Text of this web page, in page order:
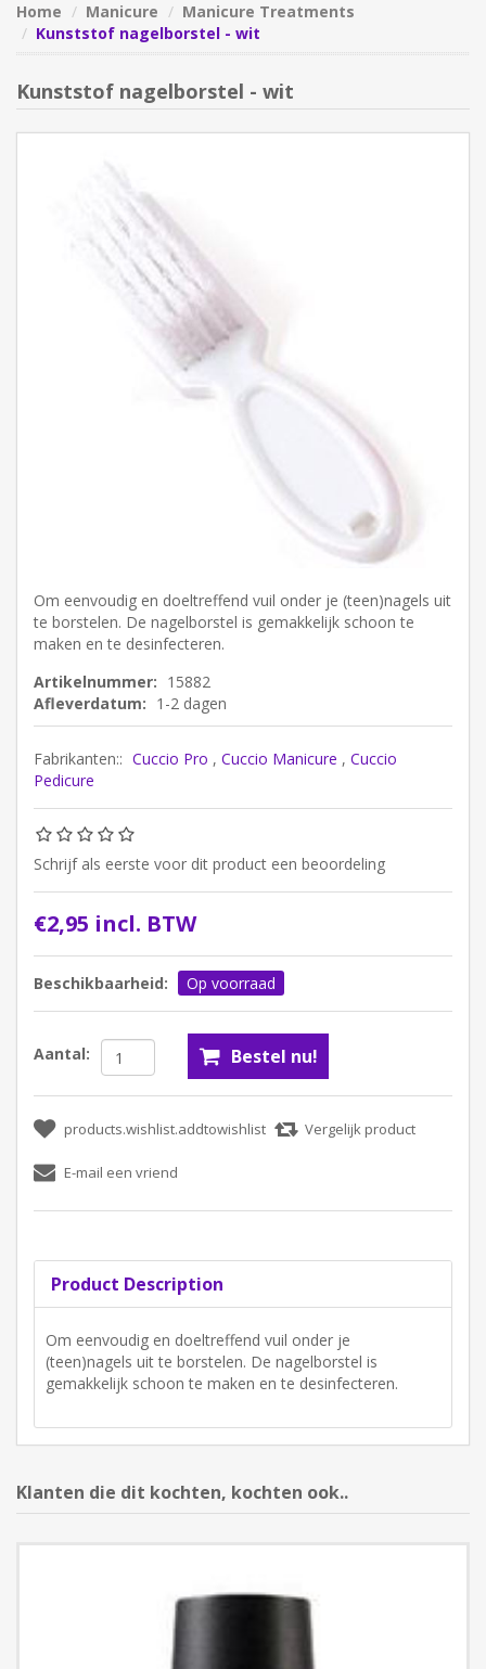
Home Manicure
Manicure Treatments
Kunststof nagelborstel - wit
Kunststof nagelborstel - wit
Om eenvoudig en doeltreffend vuil onder je (teen)nagels uit
te borstelen. De nagelborstel is gemakkelijk schoon te
maken en te desinfecteren.
Artikelnummer: 15882
Afleverdatum: 1-2 dagen
Fabrikanten:: Cuccio Pro , Cuccio Manicure , Cuccio
Pedicure
Schrijf als eerste voor dit product een beoordeling
€2,95 incl. BTW
Beschikbaarheid: Op voorraad
Aantal:
Product Description
Om eenvoudig en doeltreffend vuil onder je
(teen)nagels uit te borstelen. De nagelborstel is
gemakkelijk schoon te maken en te desinfecteren.
Klanten die dit kochten, kochten ook..